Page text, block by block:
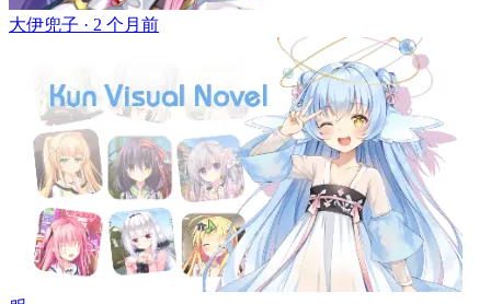
大伊兜子 · 2 个月前